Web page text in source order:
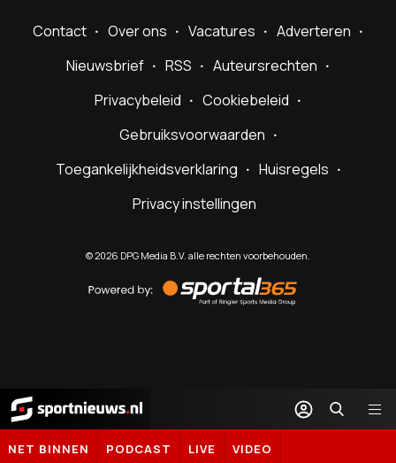
Contact Over ons Vacatures
Adverteren
Nieuwsbrief
RSS
Auteursrechten
Privacybeleid
Cookiebeleid
Gebruiksvoorwaarden
Toegankelijkheidsverklaring
Huisregels
Privacy instellingen
©2026 DPG Media B.V. alle rechten voorbehouden.
by
Sportal365
Sportnieuws.nl
NET BINNEN PODCAST LIVE VIDEO